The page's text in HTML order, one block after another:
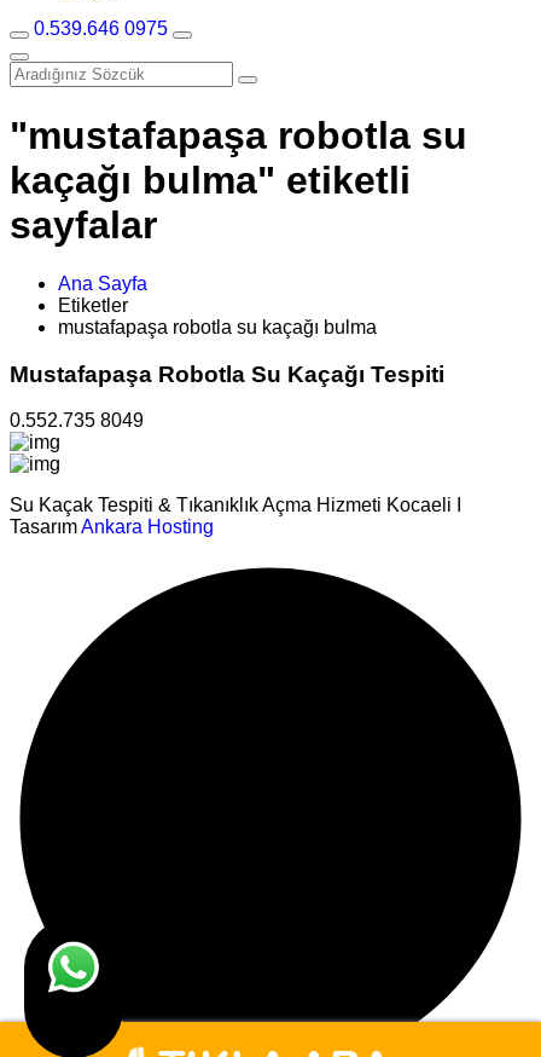
0.539.646 0975
"mustafapaşa robotla su
kaçağı bulma" etiketli
sayfalar
Ana Sayfa
Etiketler
mustafapaşa robotla su kaçağı bulma
Mustafapaşa Robotla Su Kaçağı Tespiti
0.552.735 8049
Su Kaçak Tespiti & Tıkanıklık Açma Hizmeti Kocaeli I
TasarımAnkara Hosting